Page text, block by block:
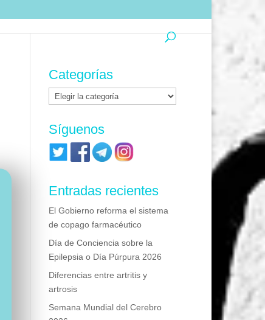
Categorías
Categorías
Síguenos
Entradas recientes
El Gobierno reforma el sistema
de copago farmacéutico
Día de Conciencia sobre la
Epilepsia o Día Púrpura 2026
Diferencias entre artritis y
artrosis
Semana Mundial del Cerebro